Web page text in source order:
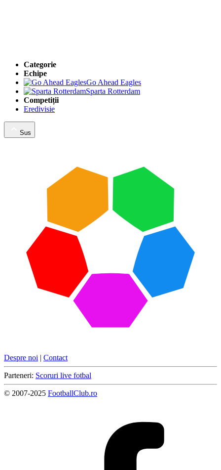
Categorie
Echipe
Go Ahead Eagles
Sparta Rotterdam
Competiții
Eredivisie
Sus
Despre noi | Contact
Parteneri: Scoruri live fotbal
© 2007-2025 FootballClub.ro